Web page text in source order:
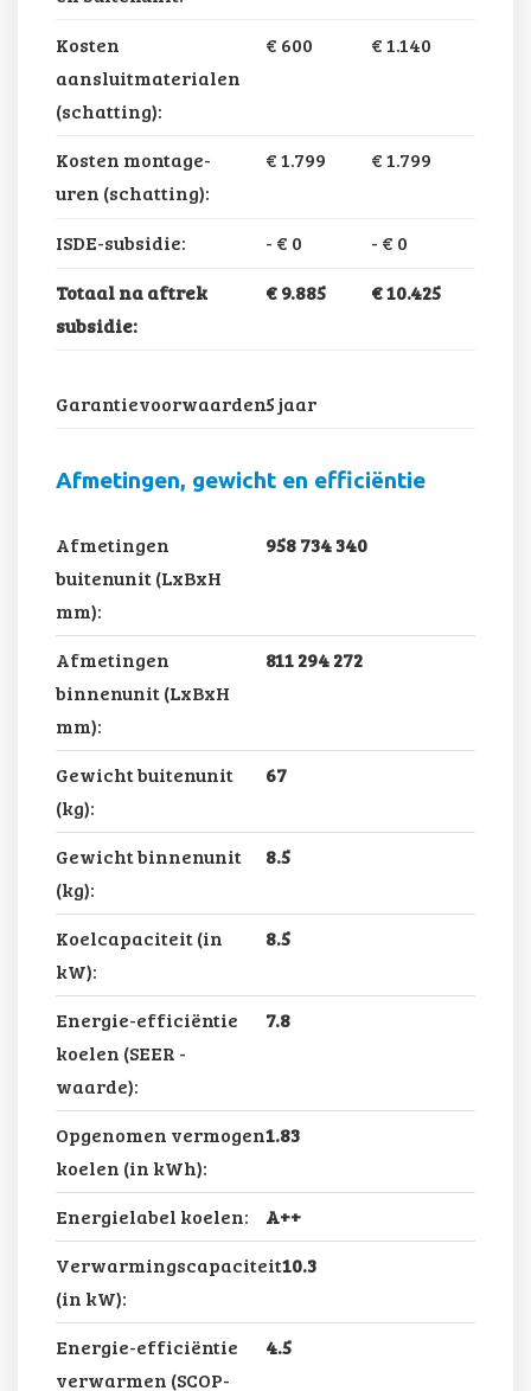
Kosten
aansluitmaterialen
(schatting):
€ 600 € 1.140
Kosten montage-
uren (schatting):
€ 1.799 € 1.799
ISDE-subsidie: - € 0 - € 0
Totaal na aftrek
subsidie:
€ 9.885 € 10.425
Garantievoorwaarden:5 jaar
Afmetingen, gewicht en efficiëntie
Afmetingen
buitenunit (LxBxH
mm):
958 734 340
Afmetingen
binnenunit (LxBxH
mm):
811 294 272
Gewicht buitenunit
(kg):
67
Gewicht binnenunit
(kg):
8.5
Koelcapaciteit (in
kW):
8.5
Energie-efficiëntie
koelen (SEER -
waarde):
7.8
Opgenomen vermogen
koelen (in kWh):
1.83
Energielabel koelen:
A++
Verwarmingscapaciteit
(in kW):
10.3
Energie-efficiëntie
verwarmen (SCOP-
4.5